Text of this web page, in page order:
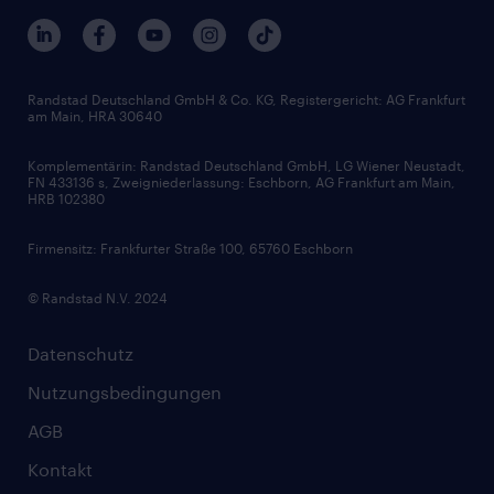
Branchen
Interne Karriere
FAQ - Bewerber / Kunden
Zertifikate und Auszeichnungen
Berufsprofile
Gehaltsthemen
Bewerbungsratgeber
Soft Skills
Skills
Datenschutz
Nutzungsbedingungen
AGB
Kontakt
Randstad Deutschland GmbH & Co. KG, Registergericht: AG Frankfurt
am Main, HRA 30640
Komplementärin: Randstad Deutschland GmbH, LG Wiener Neustadt,
FN 433136 s, Zweigniederlassung: Eschborn, AG Frankfurt am Main,
HRB 102380
Firmensitz: Frankfurter Straße 100, 65760 Eschborn
© Randstad N.V. 2024